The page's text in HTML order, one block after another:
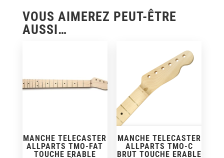
VOUS AIMEREZ PEUT-ÊTRE
AUSSI…
MANCHE TELECASTER
ALLPARTS TMO-FAT
TOUCHE ERABLE
MANCHE TELECASTER
ALLPARTS TMO-C
BRUT TOUCHE ERABLE